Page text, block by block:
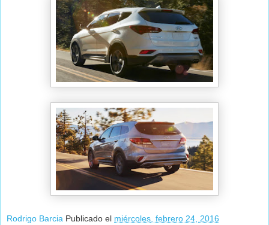
Rodrigo Barcia Publicado el miércoles, febrero 24, 2016